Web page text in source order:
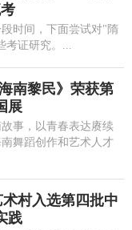
时间，下面尝试对"隋
证研究。...
南黎民》荣获第
展
事，以青春表达赓续
舞蹈创作和艺术人才
村入选第四批中
践